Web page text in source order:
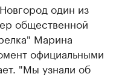
один из
общественной
Марина
официальными
"Мы узнали об